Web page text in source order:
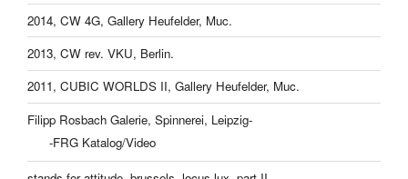
2014, CW 4G, Gallery Heufelder, Muc.
2013, CW rev. VKU, Berlin.
2011, CUBIC WORLDS II, Gallery Heufelder, Muc.
Filipp Rosbach Galerie, Spinnerei, Leipzig-
-FRG Katalog/Video